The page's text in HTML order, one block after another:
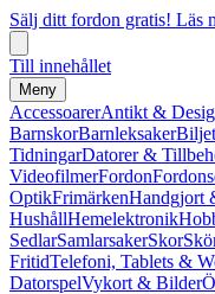
Sälj ditt fordon gratis! Läs
Till innehållet
Meny
AccessoarerAntikt &
BarnskorBarnleksaker
TidningarDatorer &
VideofilmerFordon
OptikFrimärkenHandgjort
HushållHemelektronik
SedlarSamlarsakerSkor
FritidTelefoni, Tablets &
DatorspelVykort & Bilder